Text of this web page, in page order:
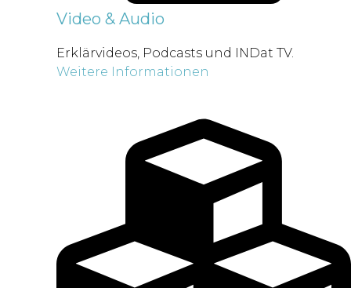
Video & Audio
Erklärvideos, Podcasts und INDat TV.
Weitere Informationen